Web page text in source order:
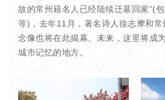
故的常州籍名人已经陆续迁墓回家”(
等)，去年11月，著名诗人徐志摩和
念像也将在此揭幕。未来，这里将成
城市记忆的地方。